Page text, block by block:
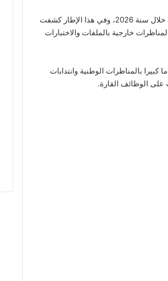
تواصل المؤسسات العمومية في تونس الإعلان عن انتدابات جديدة خلال سنة 2026، وفي هذا الإطار كشفت
خارجية بالملفات والاختبارات
بالمناظرات الوطنية وانتدابات
على الوظائف القارة.